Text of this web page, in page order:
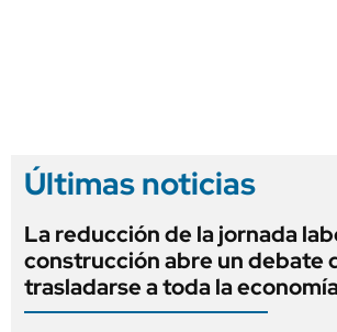
Últimas noticias
La reducción de la jornada
construcción abre un debate
trasladarse a toda la economía